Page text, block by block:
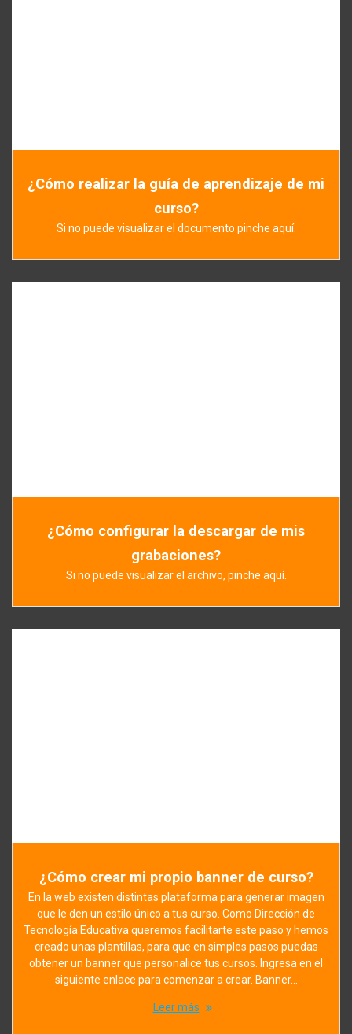
¿Cómo realizar la guía de aprendizaje de mi
curso?
Si no puede visualizar el documento pinche aquí.
¿Cómo configurar la descargar de mis
grabaciones?
Si no puede visualizar el archivo, pinche aquí.
¿Cómo crear mi propio banner de curso?
En la web existen distintas plataforma para generar imagen
que le den un estilo único a tus curso. Como Dirección de
Tecnología Educativa queremos facilitarte este paso y hemos
creado unas plantillas, para que en simples pasos puedas
obtener un banner que personalice tus cursos. Ingresa en el
siguiente enlace para comenzar a crear. Banner…
Leer más